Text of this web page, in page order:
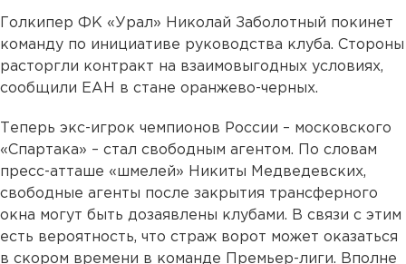
Голкипер ФК «Урал» Николай Заболотный покинет
команду по инициативе руководства клуба. Стороны
расторгли контракт на взаимовыгодных условиях,
сообщили ЕАН в стане оранжево-черных.
Теперь экс-игрок чемпионов России – московского
«Спартака» – стал свободным агентом. По словам
пресс-атташе «шмелей» Никиты Медведевских,
свободные агенты после закрытия трансферного
окна могут быть дозаявлены клубами. В связи с этим
есть вероятность, что страж ворот может оказаться
в скором времени в команде Премьер-лиги. Вполне